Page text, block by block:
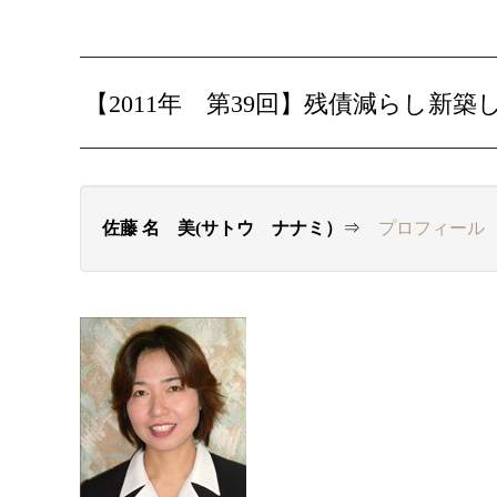
【2011年 第39回】残債減らし新築
佐藤 名ゝ美(サトウ ナナミ） ⇒ プロフィール